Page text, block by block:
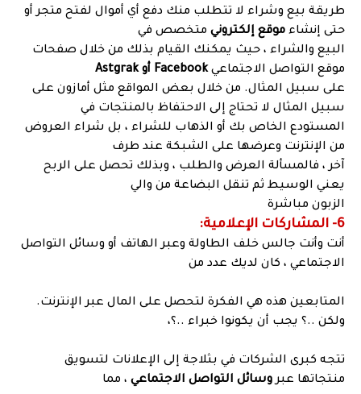
طريقة بيع وشراء لا تتطلب منك دفع أي أموال لفتح متجر أو
حتى إنشاء موقع إلكتروني متخصص في
البيع والشراء ، حيث يمكنك القيام بذلك من خلال صفحات
موقع التواصل الاجتماعيFacebook أو Astgrak
على سبيل المثال. من خلال بعض المواقع مثل أمازون على
سبيل المثال لا تحتاج إلى الاحتفاظ بالمنتجات في
المستودع الخاص بك أو الذهاب للشراء ، بل شراء العروض
من الإنترنت وعرضها على الشبكة عند طرف
آخر ، فالمسألة العرض والطلب ، وبذلك تحصل على الربح
يعني الوسيط ثم تنقل البضاعة من والي
الزبون مباشرة
6- المشاركات الإعلامية:
أنت وأنت جالس خلف الطاولة وعبر الهاتف أو وسائل التواصل
الاجتماعي ، كان لديك عدد من
المتابعين هذه هي الفكرة لتحصل على المال عبر الإنترنت.
ولكن ..؟ يجب أن يكونوا خبراء ..؟،
تتجه كبرى الشركات في بثلاجة إلى الإعلانات لتسويق
منتجاتها عبروسائل التواصل الاجتماعي ، مما